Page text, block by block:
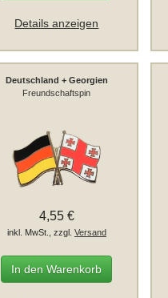
Details anzeigen
Deutschland + Georgien
Freundschaftspin
4,55 €
inkl. MwSt., zzgl. Versand
In den Warenkorb